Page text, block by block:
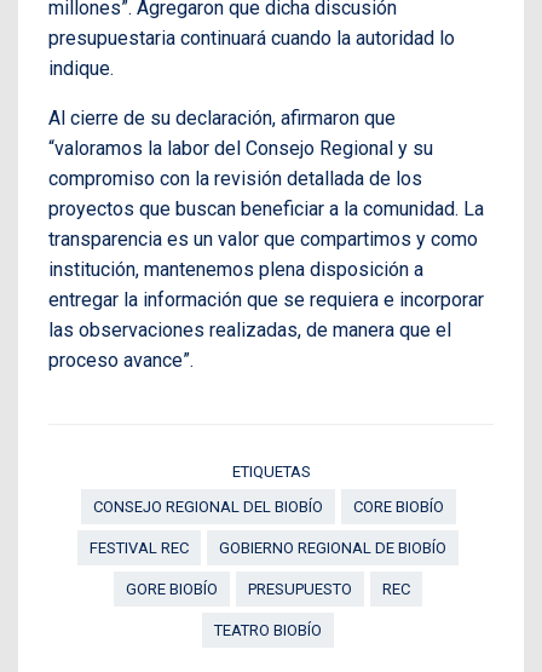
millones”. Agregaron que dicha discusión
presupuestaria continuará cuando la autoridad lo
indique.
Al cierre de su declaración, afirmaron que
“valoramos la labor del Consejo Regional y su
compromiso con la revisión detallada de los
proyectos que buscan beneficiar a la comunidad. La
transparencia es un valor que compartimos y como
institución, mantenemos plena disposición a
entregar la información que se requiera e incorporar
las observaciones realizadas, de manera que el
proceso avance”.
ETIQUETAS
CONSEJO REGIONAL DEL BIOBÍO
CORE BIOBÍO
FESTIVAL REC GOBIERNO REGIONAL DE BIOBÍO
GORE BIOBÍO PRESUPUESTO REC
TEATRO BIOBÍO